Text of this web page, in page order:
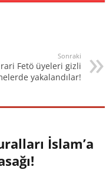
Sonraki
Fetö üyeleri gizli
yakalandılar!
İslam’a